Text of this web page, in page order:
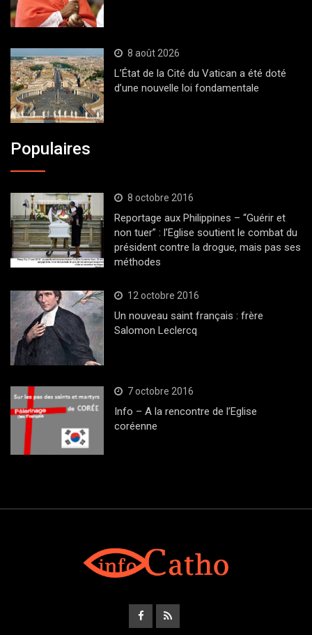
8 août 2026
L’État de la Cité du Vatican a été doté
d’une nouvelle loi fondamentale
Populaires
8 octobre 2016
Reportage aux Philippines – “Guérir et
non tuer” : l’Eglise soutient le combat du
président contre la drogue, mais pas ses
méthodes
12 octobre 2016
Un nouveau saint français : frère
Salomon Leclercq
7 octobre 2016
Info – A la rencontre de l’Eglise
coréenne